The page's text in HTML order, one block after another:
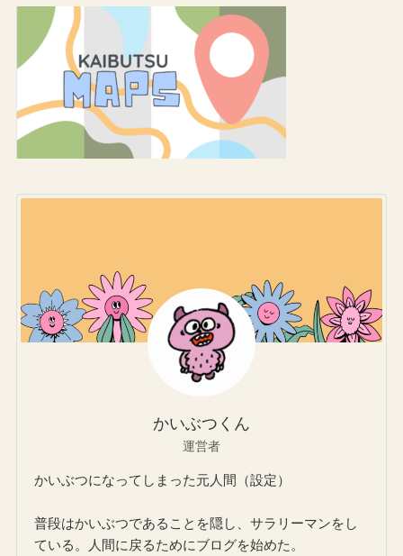
かいぶつくん
運営者
かいぶつになってしまった元人間（設定）
普段はかいぶつであることを隠し、サラリーマンをし
ている。人間に戻るためにブログを始めた。